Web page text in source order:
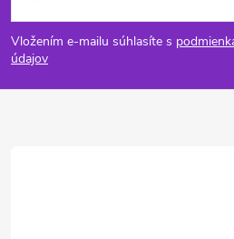
á
p
Vložením e-mailu súhlasíte s
údajov